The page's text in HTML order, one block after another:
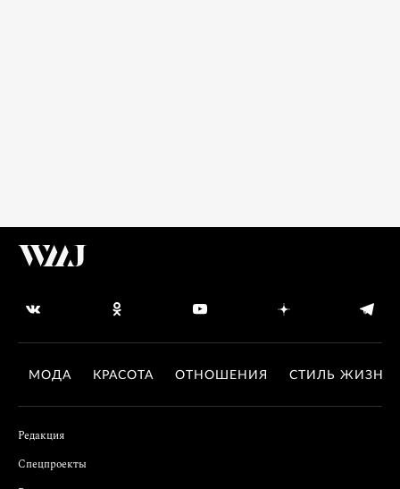
МОДА КРАСОТА ОТНОШЕНИЯ СТИЛЬ ЖИЗНИ
Редакция
Спецпроекты